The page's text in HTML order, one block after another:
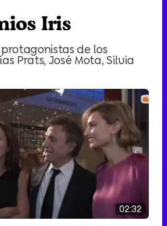
Iris
de los
Prats, José Mota, Silvia
02:32